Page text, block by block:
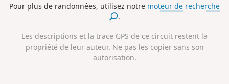
(migrants saisonniers), on passe devant un biotope au bord
du Holzbach et on arrive à Dierdorf à travers une
Pour plus de randonnées, utilisez notre moteur de recherche
.
Les descriptions et la trace GPS de ce circuit restent la
propriété de leur auteur. Ne pas les copier sans son
autorisation.